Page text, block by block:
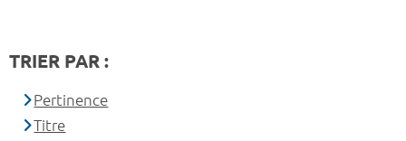
TRIER PAR :
Pertinence
Titre